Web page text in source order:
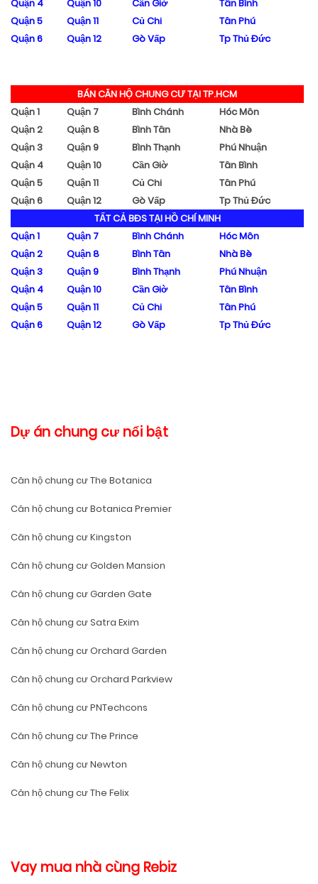
Quận 4 Quận 10 Cần Giờ
Tân Bình
Quận 5
Quận 11 Củ Chi
Tân Phú
Quận 6
Quận 12 Gò Vấp Tp Thủ Đức
BÁN CĂN HỘ CHUNG CƯ TẠI TP.HCM
Quận 1
Quận 7 Bình Chánh
Hóc Môn
Quận 2
Quận 8 Bình Tân
Nhà Bè
Quận 3
Quận 9 Bình Thạnh
Phú Nhuận
Quận 4
Quận 10 Cần Giờ
Tân Bình
Quận 5
Quận 11 Củ Chi
Tân Phú
Quận 6
Quận 12 Gò Vấp
Tp Thủ Đức
TẤT CẢ BĐS TẠI HỒ CHÍ MINH
Quận 1
Quận 7 Bình Chánh
Hóc Môn
Quận 2
Quận 8 Bình Tân
Nhà Bè
Quận 3
Quận 9 Bình Thạnh
Phú Nhuận
Quận 4
Quận 10 Cần Giờ
Tân Bình
Quận 5
Quận 11 Củ Chi
Tân Phú
Quận 6
Quận 12 Gò Vấp Tp Thủ Đức
Dự án chung cư nổi bật
Căn hộ chung cư The Botanica
Căn hộ chung cư Botanica Premier
Căn hộ chung cư Kingston
Căn hộ chung cư Golden Mansion
Căn hộ chung cư Garden Gate
Căn hộ chung cư Satra Exim
Căn hộ chung cư Orchard Garden
Căn hộ chung cư Orchard Parkview
Căn hộ chung cư PNTechcons
Căn hộ chung cư The Prince
Căn hộ chung cư Newton
Căn hộ chung cư The Felix
Vay mua nhà cùng Rebiz